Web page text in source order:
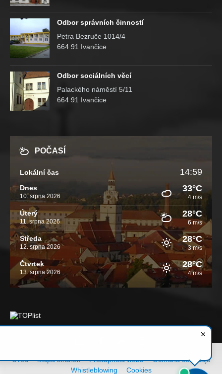
Odbor správních činností
Petra Bezruče 1014/4
664 91 Ivančice
Odbor sociálních věcí
Palackého náměstí 5/11
664 91 Ivančice
POČASÍ
Lokální čas 14:59
Dnes
10. srpna 2026
33°C
4 m/s
Úterý
11. srpna 2026
28°C
6 m/s
Středa
12. srpna 2026
28°C
3 m/s
Čtvrtek
13. srpna 2026
28°C
4 m/s
Úvod Mapa stránek Přístupnost webu
Ochrana os. údajů
Whistleblowing
Cookies